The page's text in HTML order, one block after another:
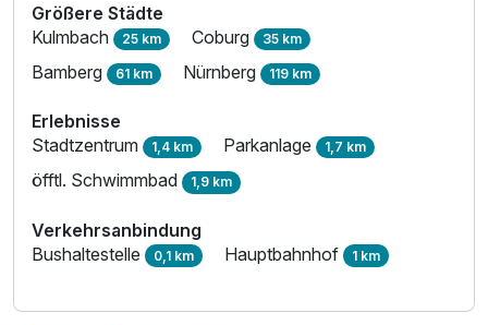
Für 3 Tage
Größere Städte
Kulmbach 25 km Coburg 35 km
Bamberg 61 km Nürnberg 119 km
Erlebnisse
Stadtzentrum 1,4 km Parkanlage 1,7 km
öfftl. Schwimmbad 1,9 km
Verkehrsanbindung
Bushaltestelle 0,1 km Hauptbahnhof 1 km